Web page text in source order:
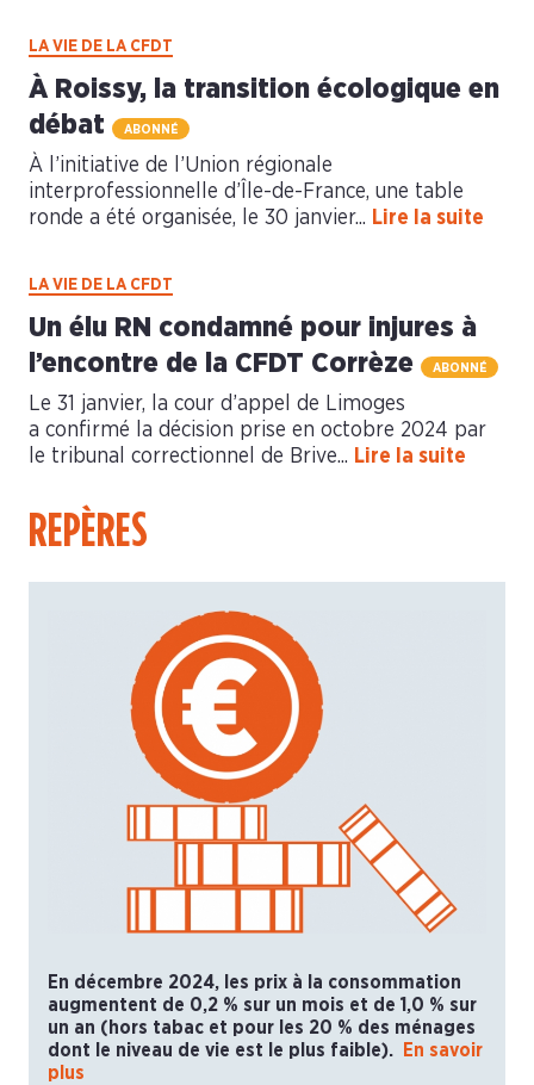
LA VIE DE LA CFDT
À Roissy, la transition écologique en
débat
ABONNÉ
À l’initiative de l’Union régionale
interprofessionnelle d’Île-de-France, une table
ronde a été organisée, le 30 janvier... Lire la suite
LA VIE DE LA CFDT
Un élu RN condamné pour injures à
l’encontre de la CFDT Corrèze
ABONNÉ
Le 31 janvier, la cour d’appel de Limoges
a confirmé la décision prise en octobre 2024 par
le tribunal correctionnel de Brive... Lire la suite
REPÈRES
En décembre 2024, les prix à la consommation
augmentent de 0,2 % sur un mois et de 1,0 % sur
un an (hors tabac et pour les 20 % des ménages
dont le niveau de vie est le plus faible).
En savoir
plus